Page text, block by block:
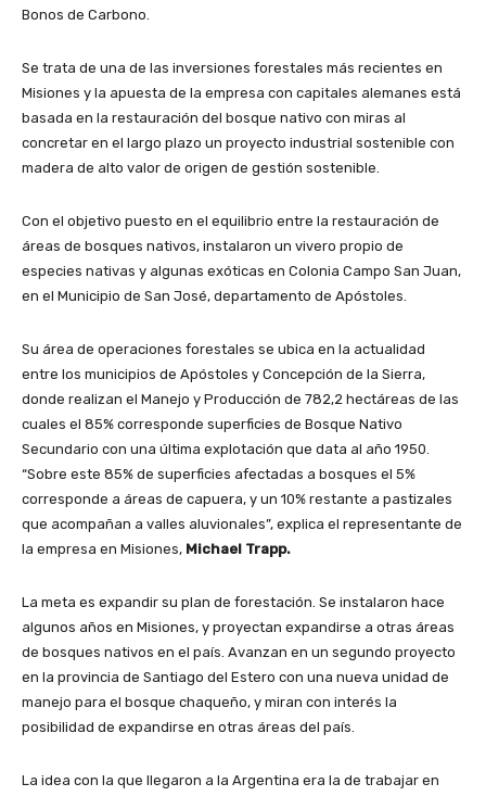
Bonos de Carbono.
Se trata de una de las inversiones forestales más recientes en
Misiones y la apuesta de la empresa con capitales alemanes está
basada en la restauración del bosque nativo con miras al
concretar en el largo plazo un proyecto industrial sostenible con
madera de alto valor de origen de gestión sostenible.
Con el objetivo puesto en el equilibrio entre la restauración de
áreas de bosques nativos, instalaron un vivero propio de
especies nativas y algunas exóticas en Colonia Campo San Juan,
en el Municipio de San José, departamento de Apóstoles.
Su área de operaciones forestales se ubica en la actualidad
entre los municipios de Apóstoles y Concepción de la Sierra,
donde realizan el Manejo y Producción de 782,2 hectáreas de las
cuales el 85% corresponde superficies de Bosque Nativo
Secundario con una última explotación que data al año 1950.
“Sobre este 85% de superficies afectadas a bosques el 5%
corresponde a áreas de capuera, y un 10% restante a pastizales
que acompañan a valles aluvionales”, explica el representante de
la empresa en Misiones, Michael Trapp.
La meta es expandir su plan de forestación. Se instalaron hace
algunos años en Misiones, y proyectan expandirse a otras áreas
de bosques nativos en el país. Avanzan en un segundo proyecto
en la provincia de Santiago del Estero con una nueva unidad de
manejo para el bosque chaqueño, y miran con interés la
posibilidad de expandirse en otras áreas del país.
La idea con la que llegaron a la Argentina era la de trabajar en